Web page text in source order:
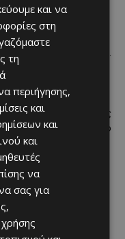
πολυθεματικό
και κορυφαίο
πολυτελές
πάνω από 8.000 τ.μ.
αμφιθέατρο,
εκλεκτούς χώρους
Ο εσωτερικός του
πολυτέλειας της
για το πολυθεματικό
σχεδιασμός έχει
of Dreams
κλάσης ανάπτυξη,
ευρύτερη περιοχή,
του νησιού,
και
της
και να
στη
τη
περιήγησης,
και
και
και
να
σας για